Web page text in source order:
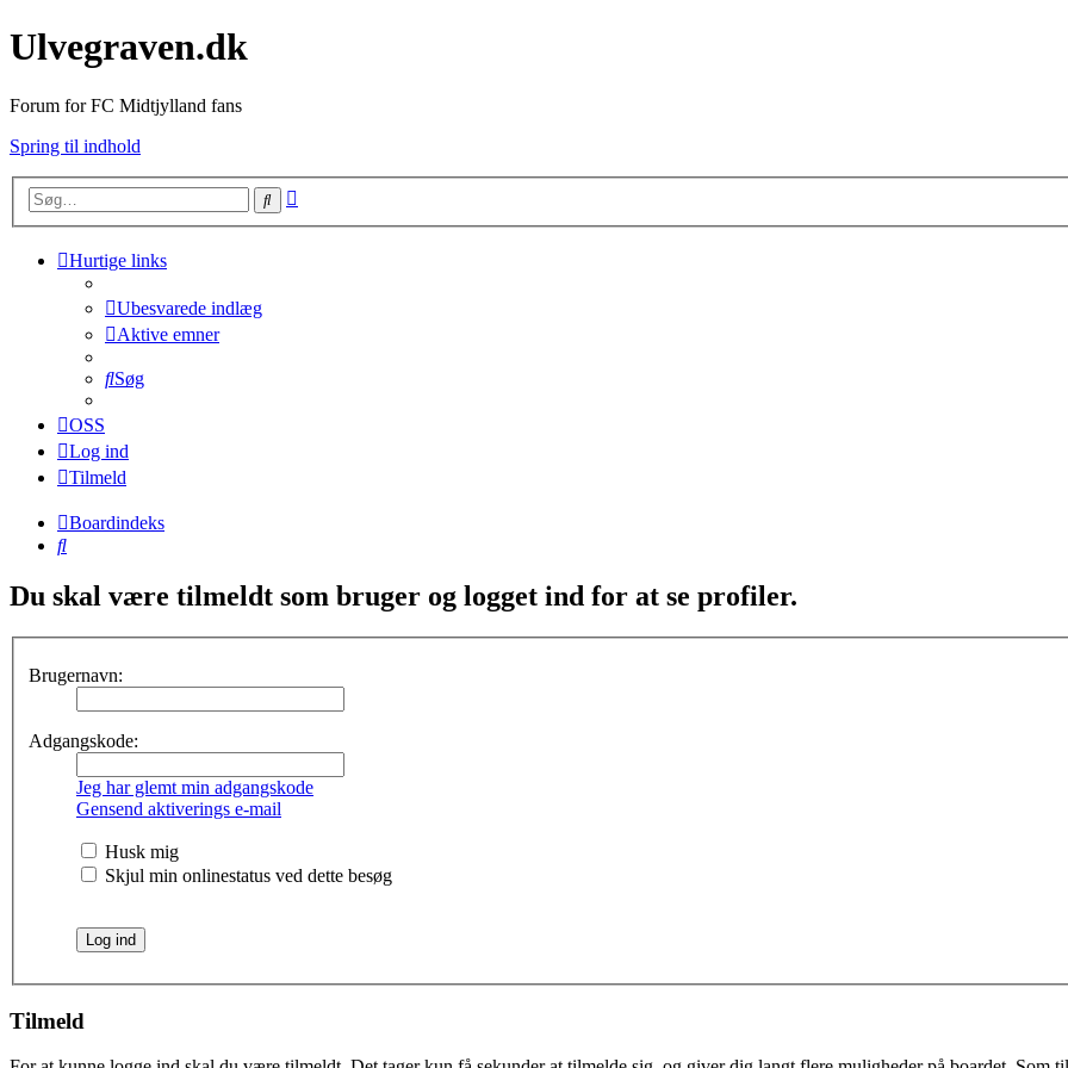
Ulvegraven.dk
Forum for FC Midtjylland fans
Spring til indhold
Søg
Hurtige links
Ubesvarede indlæg
Aktive emner
Søg
OSS
Log ind
Tilmeld
Boardindeks
Søg
Du skal være tilmeldt som bruger og logget ind for at se profiler.
Brugernavn:
Adgangskode:
Jeg har glemt min adgangskode
Gensend aktiverings e-mail
Husk mig
Skjul min onlinestatus ved dette besøg
Tilmeld